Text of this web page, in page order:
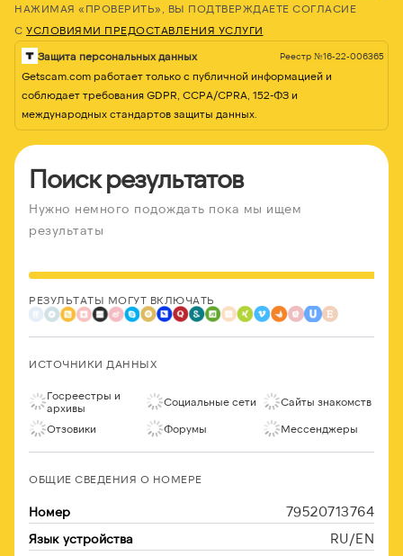
НАЖИМАЯ «ПРОВЕРИТЬ», ВЫ ПОДТВЕРЖДАЕТЕ СОГЛАСИЕ
С УСЛОВИЯМИ ПРЕДОСТАВЛЕНИЯ УСЛУГИ
Защита персональных данных Реестр №16-22-006365
Getscam.com работает только с публичной информацией и
соблюдает требования GDPR, CCPA/CPRA, 152-ФЗ и
международных стандартов защиты данных.
Поиск результатов
Нужно немного подождать пока мы ищем
результаты
РЕЗУЛЬТАТЫ МОГУТ ВКЛЮЧАТЬ
ИСТОЧНИКИ ДАННЫХ
Госреестры и
архивы
Социальные сети Сайты знакомств
Отзовики Форумы Мессенджеры
ОБЩИЕ СВЕДЕНИЯ О НОМЕРЕ
Номер 79520713764
Язык устройства RU/EN